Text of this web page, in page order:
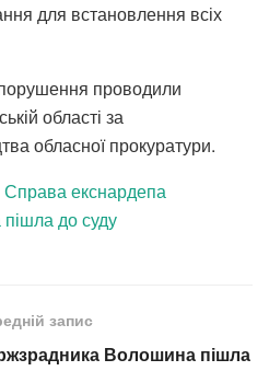
для встановлення всіх
проводили
області за
обласної прокуратури.
Справа екснардепа
до суду
запис
Волошина пішла